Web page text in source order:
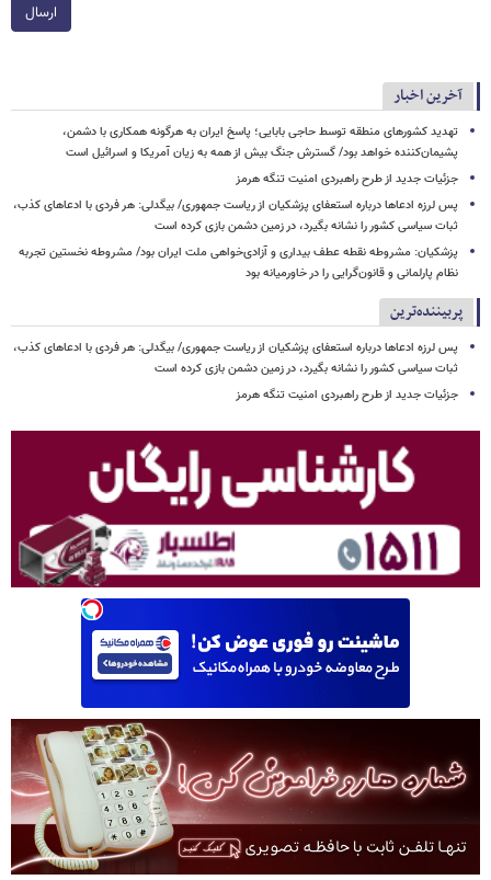
ارسال
آخرین اخبار
تهدید کشورهای منطقه توسط حاجی بابایی؛ پاسخ ایران به هرگونه همکاری با دشمن،
پشیمان‌کننده خواهد بود/ گسترش جنگ بیش از همه به زیان آمریکا و اسرائیل است
جزئیات جدید از طرح راهبردی امنیت تنگه هرمز
پس لرزه ادعاها درباره استعفای پزشکیان از ریاست جمهوری/ بیگدلی: هر فردی با ادعاهای کذب،
ثبات سیاسی کشور را نشانه بگیرد، در زمین دشمن بازی کرده است
پزشکیان: مشروطه نقطه عطف بیداری و آزادی‌خواهی ملت ایران بود/ مشروطه نخستین تجربه
نظام پارلمانی و قانون‌گرایی را در خاورمیانه بود
پربیننده‌ترین
پس لرزه ادعاها درباره استعفای پزشکیان از ریاست جمهوری/ بیگدلی: هر فردی با ادعاهای کذب،
ثبات سیاسی کشور را نشانه بگیرد، در زمین دشمن بازی کرده است
جزئیات جدید از طرح راهبردی امنیت تنگه هرمز